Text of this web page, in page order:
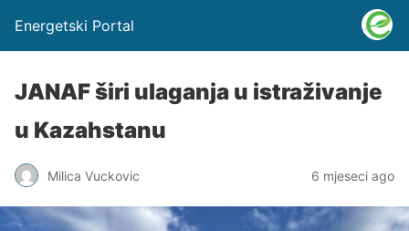
Energetski Portal
JANAF širi ulaganja u istraživanje
u Kazahstanu
Milica Vuckovic 6 mjeseci ago